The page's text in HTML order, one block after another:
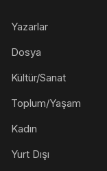
Yazarlar
Dosya
Kültür/Sanat
Toplum/Yaşam
Kadın
Yurt Dışı